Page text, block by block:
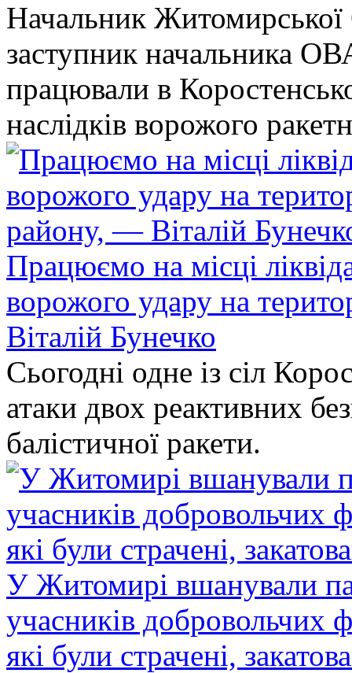
Начальник
заступник начальника
працювали в
наслідків ворожого
Працюємо на місці
ворожого удару на
Віталій Бунечко
Сьогодні одне із сіл
атаки двох реактивних
балістичної ракети.
У Житомирі вшанували
учасників добровольчих
які були страчені,